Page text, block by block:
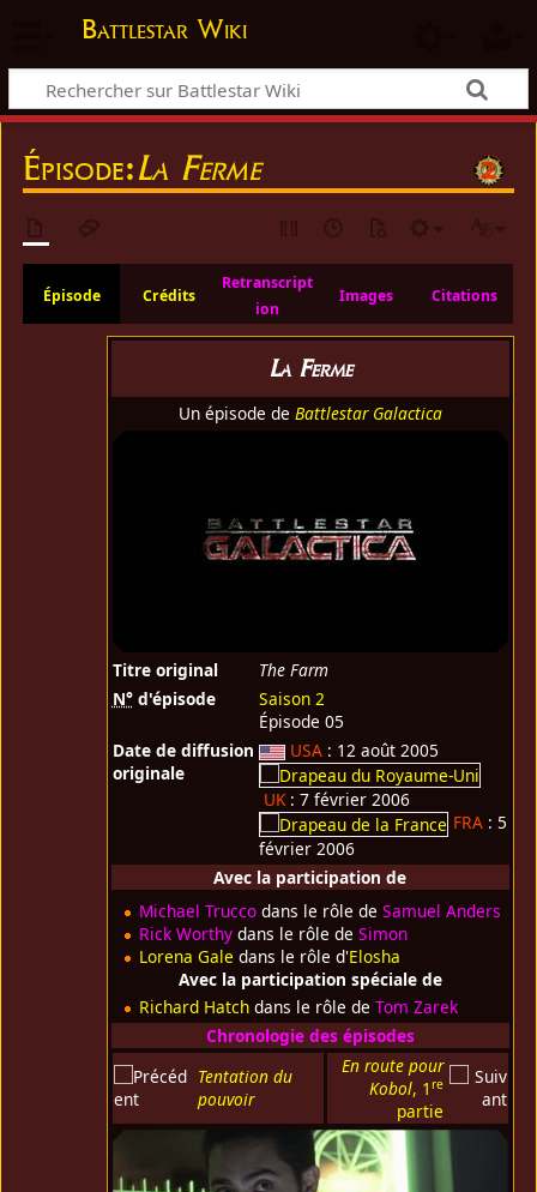
Battlestar Wiki
Épisode:La Ferme
Épisode Crédits
Retranscript
ion
Images Citations
La Ferme
Un épisode de Battlestar Galactica
Titre original
The Farm
N°d'épisode
Saison 2
Épisode 05
Date de diffusion
originale
USA: 12 août 2005
UK: 7 février 2006
FRA: 5
février 2006
Avec la participation de
Michael Truccodans le rôle de Samuel Anders
Rick Worthydans le rôle de Simon
Lorena Gale dans le rôle d'Elosha
Avec la participation spéciale de
Richard Hatchdans le rôle de Tom Zarek
Chronologie des épisodes
Tentation du
pouvoir
En route pour
Kobol, 1 re
partie